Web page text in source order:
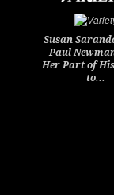
Susan
Paul
Her Part of
to…